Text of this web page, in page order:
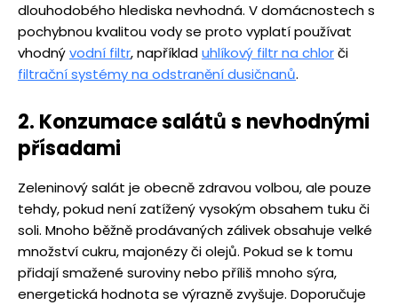
dlouhodobého hlediska nevhodná. V domácnostech s
pochybnou kvalitou vody se proto vyplatí používat
vhodnývodní filtr, napříkladuhlíkový filtr na chlorči
filtrační systémy na odstranění dusičnanů.
2. Konzumace salátů s nevhodnými
přísadami
Zeleninový salát je obecně zdravou volbou, ale pouze
tehdy, pokud není zatížený vysokým obsahem tuku či
soli. Mnoho běžně prodávaných zálivek obsahuje velké
množství cukru, majonézy či olejů. Pokud se k tomu
přidají smažené suroviny nebo příliš mnoho sýra,
energetická hodnota se výrazně zvyšuje. Doporučuje